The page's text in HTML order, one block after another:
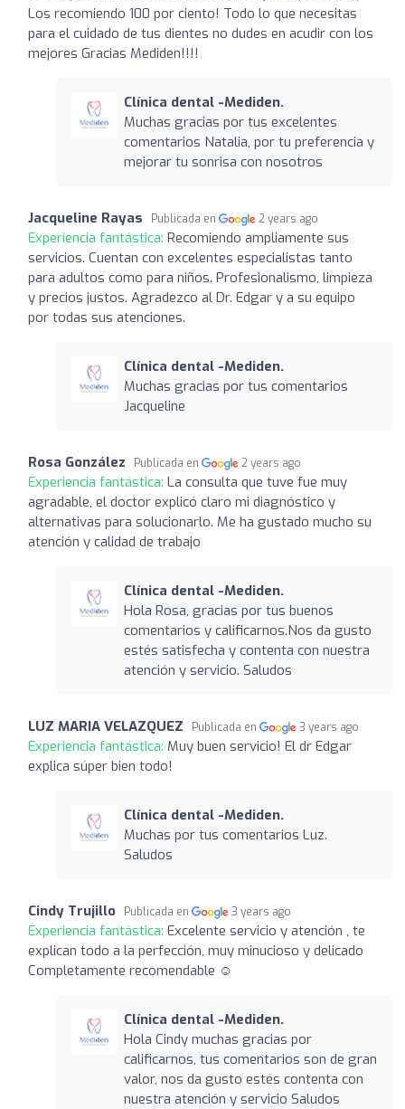
Los recomiendo 100 por ciento! Todo lo que necesitas
para el cuidado de tus dientes no dudes en acudir con los
mejores Gracias Mediden!!!!
Clínica dental -Mediden.
Muchas gracias por tus excelentes
comentarios Natalia, por tu preferencia y
mejorar tu sonrisa con nosotros
Jacqueline Rayas Publicada en 2 years ago
Experiencia fantástica: Recomiendo ampliamente sus
servicios. Cuentan con excelentes especialistas tanto
para adultos como para niños. Profesionalismo, limpieza
y precios justos. Agradezco al Dr. Edgar y a su equipo
por todas sus atenciones.
Clínica dental -Mediden.
Muchas gracias por tus comentarios
Jacqueline
Rosa González Publicada en 2 years ago
Experiencia fantástica: La consulta que tuve fue muy
agradable, el doctor explicó claro mi diagnóstico y
alternativas para solucionarlo. Me ha gustado mucho su
atención y calidad de trabajo
Clínica dental -Mediden.
Hola Rosa, gracias por tus buenos
comentarios y calificarnos.Nos da gusto
estés satisfecha y contenta con nuestra
atención y servicio. Saludos
LUZ MARIA VELAZQUEZ Publicada en 3 years ago
Experiencia fantástica: Muy buen servicio! El dr Edgar
explica súper bien todo!
Clínica dental -Mediden.
Muchas por tus comentarios Luz.
Saludos
Cindy Trujillo Publicada en 3 years ago
Experiencia fantástica: Excelente servicio y atención , te
explican todo a la perfección, muy minucioso y delicado
Completamente recomendable ☺️
Clínica dental -Mediden.
Hola Cindy muchas gracias por
calificarnos, tus comentarios son de gran
valor, nos da gusto estés contenta con
nuestra atención y servicio Saludos